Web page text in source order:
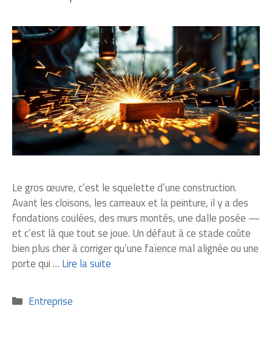
Le gros œuvre, c’est le squelette d’une construction.
Avant les cloisons, les carreaux et la peinture, il y a des
fondations coulées, des murs montés, une dalle posée —
et c’est là que tout se joue. Un défaut à ce stade coûte
bien plus cher à corriger qu’une faïence mal alignée ou une
porte qui … Lire la suite
Catégories
Entreprise